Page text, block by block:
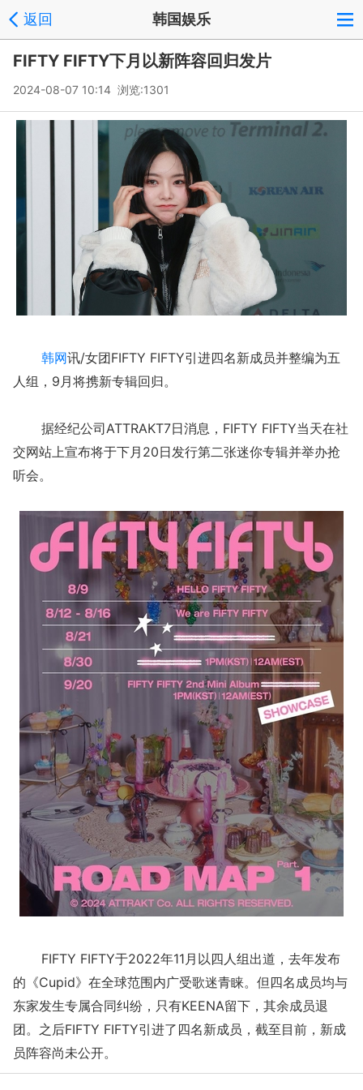
返回 韩国娱乐
FIFTY FIFTY下月以新阵容回归发片
2024-08-07 10:14 浏览:1301
韩网讯/女团FIFTY FIFTY引进四名新成员并整编为五
人组，9月将携新专辑回归。
据经纪公司ATTRAKT7日消息，FIFTY FIFTY当天在社
交网站上宣布将于下月20日发行第二张迷你专辑并举办抢
听会。
FIFTY FIFTY于2022年11月以四人组出道，去年发布
的《Cupid》在全球范围内广受歌迷青睐。但四名成员均与
东家发生专属合同纠纷，只有KEENA留下，其余成员退
团。之后FIFTY FIFTY引进了四名新成员，截至目前，新成
员阵容尚未公开。